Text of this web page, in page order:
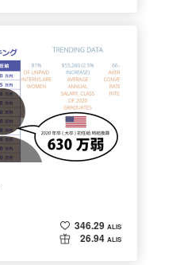
346.29 ALIS
26.94 ALIS